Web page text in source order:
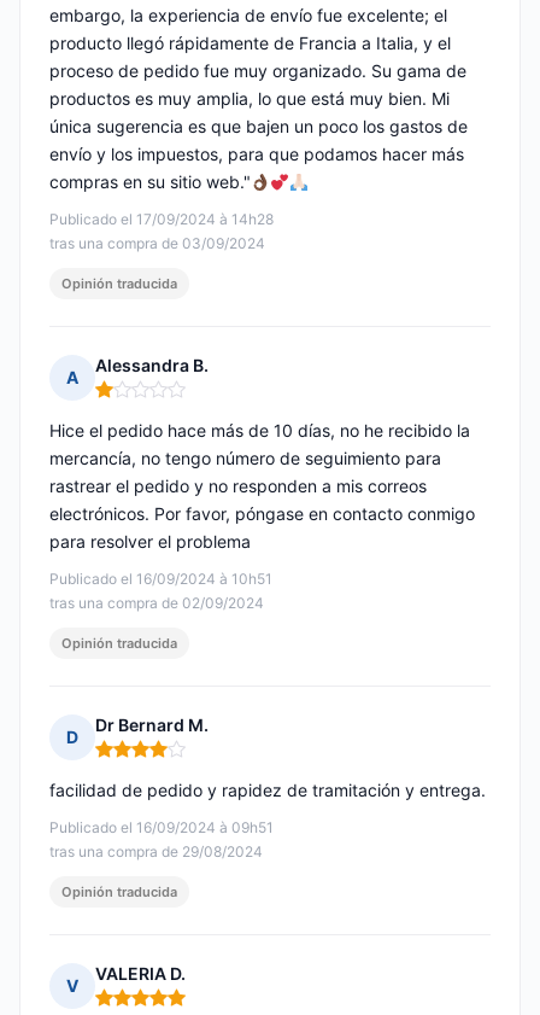
Publicado el 17/09/2024 à 14h28
tras una compra de 03/09/2024
embargo, la experiencia de envío fue excelente; el
producto llegó rápidamente de Francia a Italia, y el
proceso de pedido fue muy organizado. Su gama de
productos es muy amplia, lo que está muy bien. Mi
única sugerencia es que bajen un poco los gastos de
envío y los impuestos, para que podamos hacer más
compras en su sitio web."
Opinión traducida
A
Alessandra B.
Nota: 1 de 5
Publicado el 16/09/2024 à 10h51
tras una compra de 02/09/2024
Hice el pedido hace más de 10 días, no he recibido la
mercancía, no tengo número de seguimiento para
rastrear el pedido y no responden a mis correos
electrónicos. Por favor, póngase en contacto conmigo
para resolver el problema
Opinión traducida
D
Dr Bernard M.
Nota: 4 de 5
Publicado el 16/09/2024 à 09h51
tras una compra de 29/08/2024
facilidad de pedido y rapidez de tramitación y entrega.
Opinión traducida
V
VALERIA D.
Nota: 5 de 5